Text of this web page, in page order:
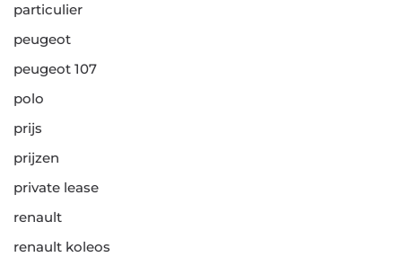
particulier
peugeot
peugeot 107
polo
prijs
prijzen
private lease
renault
renault koleos